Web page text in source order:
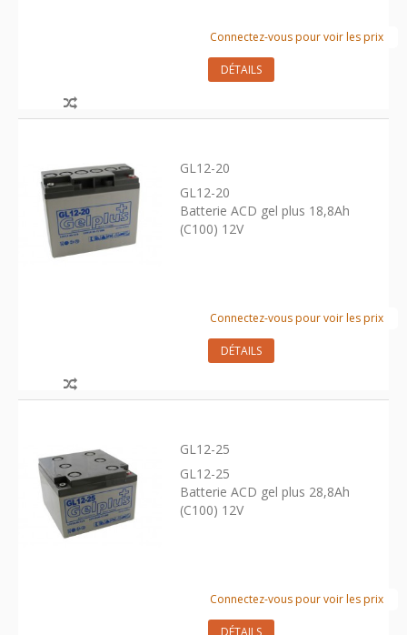
Connectez-vous pour voir les prix
DÉTAILS
GL12-20
GL12-20
Batterie ACD gel plus 18,8Ah
(C100) 12V
Connectez-vous pour voir les prix
DÉTAILS
GL12-25
GL12-25
Batterie ACD gel plus 28,8Ah
(C100) 12V
Connectez-vous pour voir les prix